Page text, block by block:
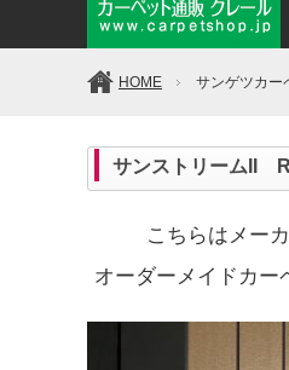
HOME サンゲツカ
サンストリームII
こちらはメー
オーダーメイドカー